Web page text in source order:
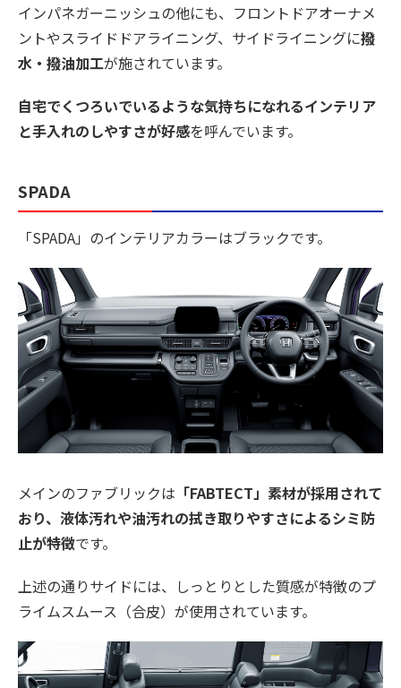
インパネガーニッシュの他にも、フロントドアオーナメ
ントやスライドドアライニング、サイドライニングに撥
水・撥油加工が施されています。
自宅でくつろいでいるような気持ちになれるインテリア
と手入れのしやすさが好感を呼んでいます。
SPADA
「SPADA」のインテリアカラーはブラックです。
メインのファブリックは 「FABTECT」素材が採用されて
おり、液体汚れや油汚れの拭き取りやすさによるシミ防
止が特徴です。
上述の通りサイドには、しっとりとした質感が特徴のプ
ライムスムース（合皮）が使用されています。